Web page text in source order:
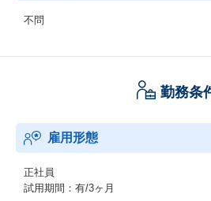
不問
勤務条
雇用形態
正社員
試用期間：有/3ヶ月